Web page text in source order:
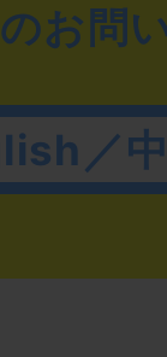
お問
／